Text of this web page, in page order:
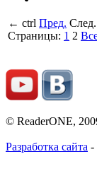
← ctrl Пред. След.
Страницы: 1 2
© ReaderONE,
Разработка сайта -